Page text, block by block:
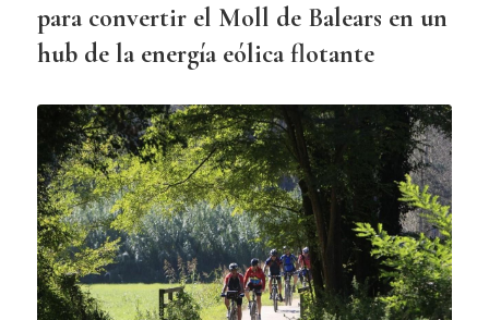
para convertir el Moll de Balears en un
hub de la energía eólica flotante